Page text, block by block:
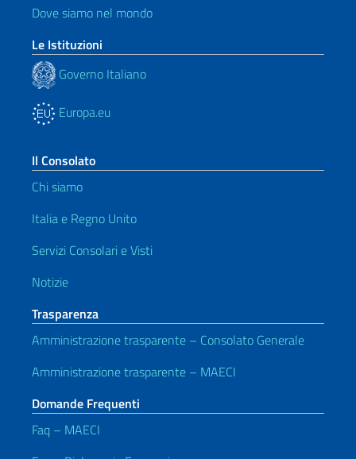
Dove siamo nel mondo
Le Istituzioni
Governo Italiano
Europa.eu
Il Consolato
Chi siamo
Italia e Regno Unito
Servizi Consolari e Visti
Notizie
Trasparenza
Amministrazione trasparente – Consolato Generale
Amministrazione trasparente – MAECI
Domande Frequenti
Faq – MAECI